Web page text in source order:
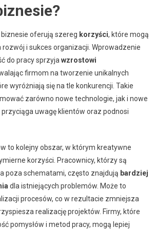
oferują szereg korzyści, które mogą
rozwój i sukces organizacji. Wprowadzenie
do pracy sprzyja wzrostowi
firmom na tworzenie unikalnych
wyróżniają się na tle konkurencji. Takie
zarówno nowe technologie, jak i nowe
przyciąga uwagę klientów oraz podnosi
to kolejny obszar, w którym kreatywne
korzyści. Pracownicy, którzy są
poza schematami, często znajdują bardziej
dla istniejących problemów. Może to
procesów, co w rezultacie zmniejsza
realizację projektów. Firmy, które
pomysłów i metod pracy, mogą lepiej